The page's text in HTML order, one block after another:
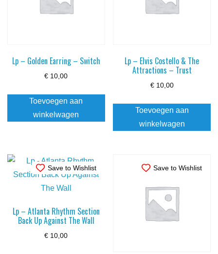
Lp – Golden Earring – Switch
€ 10,00
Toevoegen aan
winkelwagen
Lp – Elvis Costello & The
Attractions – Trust
€10,00
Toevoegen aan
winkelwagen
Save to Wishlist
Lp – Atlanta Rhythm Section
Back Up Against The Wall
€ 10,00
Save to Wishlist